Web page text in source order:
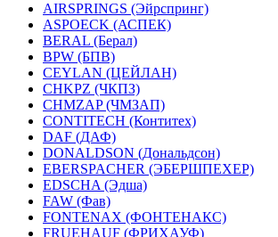
AIRSPRINGS (Эйрспринг)
ASPOECK (АСПЕК)
BERAL (Берал)
BPW (БПВ)
CEYLAN (ЦЕЙЛАН)
CHKPZ (ЧКПЗ)
CHMZAP (ЧМЗАП)
CONTITECH (Контитех)
DAF (ДАФ)
DONALDSON (Дональдсон)
EBERSPACHER (ЭБЕРШПЕХЕР)
EDSCHA (Эдша)
FAW (Фав)
FONTENAX (ФОНТЕНАКС)
FRUEHAUF (ФРИХАУФ)